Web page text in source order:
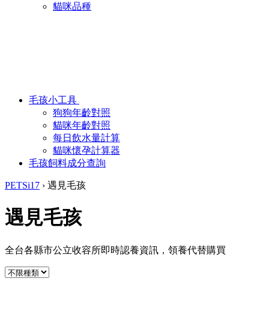
貓咪品種
毛孩小工具
狗狗年齡對照
貓咪年齡對照
每日飲水量計算
貓咪懷孕計算器
毛孩飼料成分查詢
PETSi17 › 遇見毛孩
遇見毛孩
全台各縣市公立收容所即時認養資訊，領養代替購買